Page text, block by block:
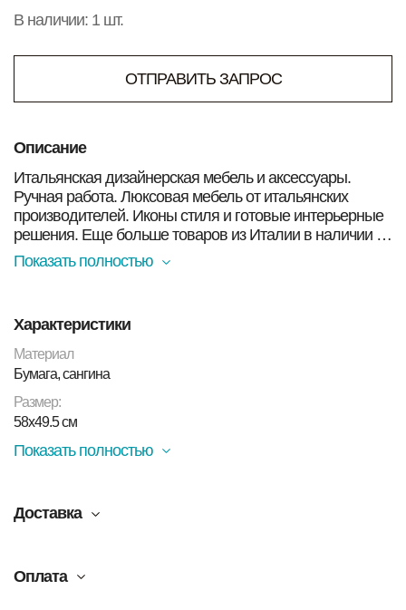
В наличии: 1 шт.
ОТПРАВИТЬ ЗАПРОС
Описание
Итальянская дизайнерская мебель и аксессуары.
Ручная работа. Люксовая мебель от итальянских
производителей. Иконы стиля и готовые интерьерные
решения. Еще больше товаров из Италии в наличии в
Москве Вы найдете в нашем магазине. Смотрите ниже!
Материал:Бумага, сангина
Размер:58х49.5 см
Показать полностью
Характеристики
Материал
Бумага, сангина
Размер:
58х49.5 см
Показать полностью
Доставка
Оплата